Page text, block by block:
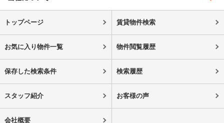
トップページ 賃貸物件検索
お気に入り物件一覧 物件閲覧履歴
保存した検索条件 検索履歴
スタッフ紹介 お客様の声
会社概要